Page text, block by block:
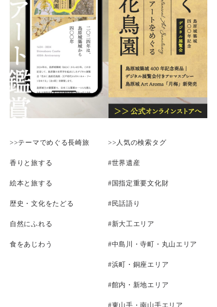
>>テーマでめぐる長崎旅
香りと旅する
絵本と旅する
歴史・文化をたどる
自然にふれる
食をあじわう
>>人気の検索タグ
#世界遺産
#国指定重要文化財
#民話語り
#新大工エリア
#中島川・寺町・丸山エリア
#浜町・銅座エリア
#館内・新地エリア
#東山手・南山手エリア